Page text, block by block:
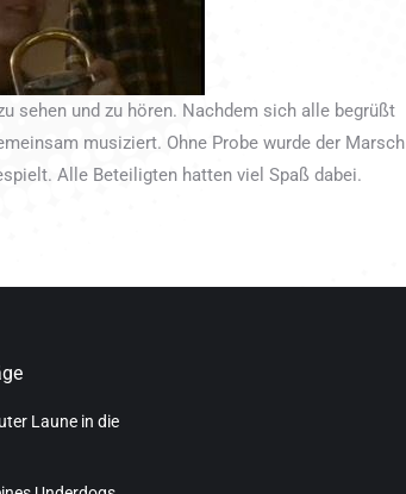
sehen und zu hören. Nachdem sich alle begrüßt
musiziert. Ohne Probe wurde der Marsch
Alle Beteiligten hatten viel Spaß dabei.
Laune in die